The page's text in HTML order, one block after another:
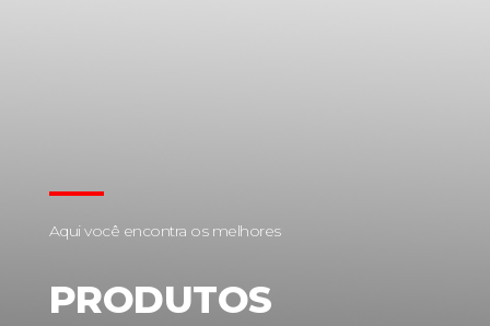
Aqui você encontra os melhores
PRODUTOS